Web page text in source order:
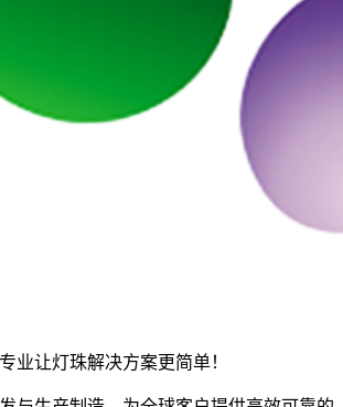
业让灯珠解决方案更简单！